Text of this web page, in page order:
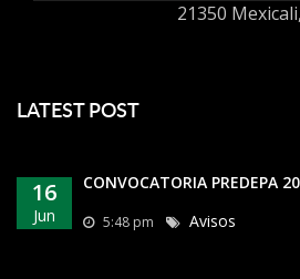
21350
LATEST POST
16
Jun
CONVOCATORIA PREDEPA
5:48 pm Avisos